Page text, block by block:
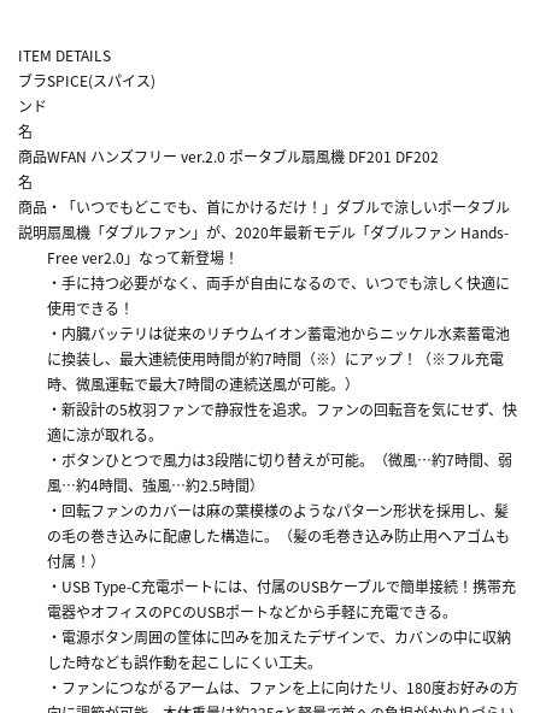
ITEM DETAILS
ブラ
ンド
名
SPICE(スパイス)
商品
名
WFAN ハンズフリー ver.2.0 ポータブル扇風機 DF201 DF202
商品
説明
・「いつでもどこでも、首にかけるだけ！」ダブルで涼しいポータブル
扇風機「ダブルファン」が、2020年最新モデル「ダブルファン Hands-
Free ver2.0」なって新登場！
・手に持つ必要がなく、両手が自由になるので、いつでも涼しく快適に
使用できる！
・内臓バッテリは従来のリチウムイオン蓄電池からニッケル水素蓄電池
に換装し、最大連続使用時間が約7時間（※）にアップ！（※フル充電
時、微風運転で最大7時間の連続送風が可能。）
・新設計の5枚羽ファンで静寂性を追求。ファンの回転音を気にせず、快
適に涼が取れる。
・ボタンひとつで風力は3段階に切り替えが可能。（微風…約7時間、弱
風…約4時間、強風…約2.5時間）
・回転ファンのカバーは麻の葉模様のようなパターン形状を採用し、髪
の毛の巻き込みに配慮した構造に。（髪の毛巻き込み防止用ヘアゴムも
付属！）
・USB Type-C充電ポートには、付属のUSBケーブルで簡単接続！携帯充
電器やオフィスのPCのUSBポートなどから手軽に充電できる。
・電源ボタン周囲の筐体に凹みを加えたデザインで、カバンの中に収納
した時なども誤作動を起こしにくい工夫。
・ファンにつながるアームは、ファンを上に向けたリ、180度お好みの方